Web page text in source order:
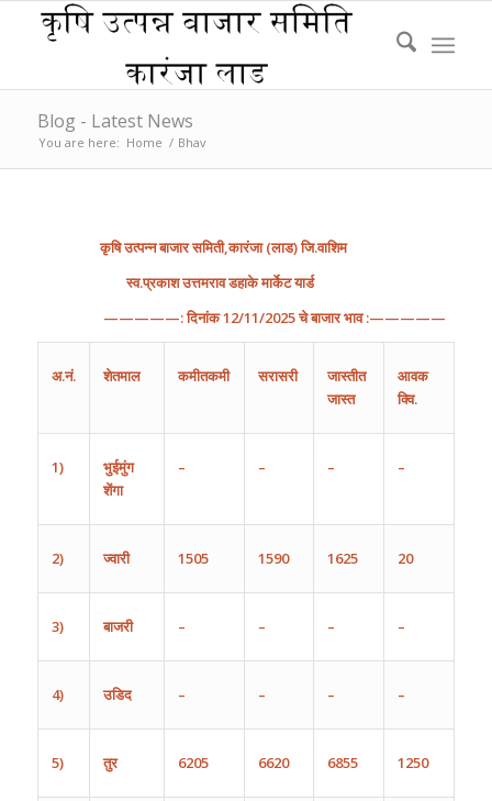
Blog - Latest News
You are here: Home / Bhav
कृषिउत्पन्नबाजारसमिती,कारंजा(लाड)जि.वाशिम
स्व.प्रकाश उत्तमराव डहाके मार्केट यार्ड
—————:दिनांक12/11/2025चेबाजारभाव:—————
अ.नं. शेतमाल कमीतकमी सरासरी
जास्तीत
जास्त
आवक
क्वि.
1)
भुईमुंग
शेंगा
– – – –
2) ज्वारी 1505 1590 1625 20
3) बाजरी – – – –
4) उडिद – – – –
5) तुर 6205 6620 6855 1250